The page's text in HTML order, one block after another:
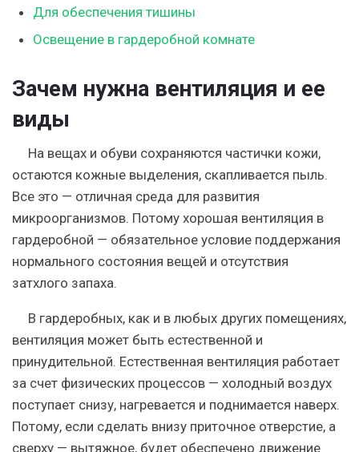
Для обеспечения тишины
Освещение в гардеробной комнате
Зачем нужна вентиляция и ее
виды
На вещах и обуви сохраняются частички кожи,
остаются кожные выделения, скапливается пыль.
Все это — отличная среда для развития
микроорганизмов. Потому хорошая вентиляция в
гардеробной — обязательное условие поддержания
нормального состояния вещей и отсутствия
затхлого запаха.
В гардеробных, как и в любых других помещениях,
вентиляция может быть естественной и
принудительной. Естественная вентиляция работает
за счет физических процессов — холодный воздух
поступает снизу, нагревается и поднимается наверх.
Потому, если сделать внизу приточное отверстие, а
сверху — вытяжное, будет обеспечено движение